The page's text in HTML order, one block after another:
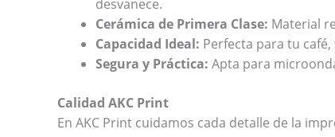
desvanece.
Cerámica de Primera Clase: Material
Capacidad Ideal: Perfecta para tu
Segura y Práctica: Apta para
Calidad AKC Print
En AKC Print cuidamos cada detalle de la